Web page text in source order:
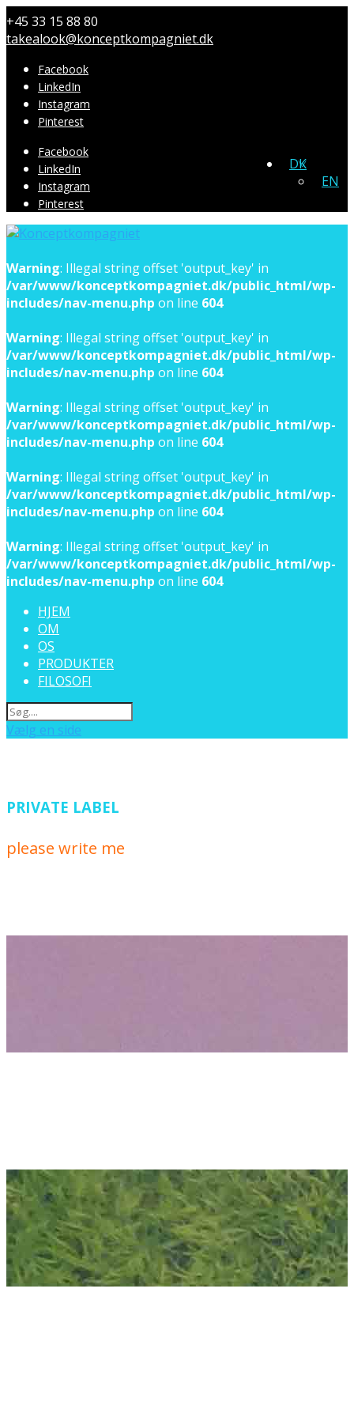
+45 33 15 88 80
takealook@konceptkompagniet.dk
Facebook
LinkedIn
Instagram
Pinterest
DK
EN
Facebook
LinkedIn
Instagram
Pinterest
Warning: Illegal string offset 'output_key' in
/var/www/konceptkompagniet.dk/public_html/wp-
includes/nav-menu.php on line 604
Warning: Illegal string offset 'output_key' in
/var/www/konceptkompagniet.dk/public_html/wp-
includes/nav-menu.php on line 604
Warning: Illegal string offset 'output_key' in
/var/www/konceptkompagniet.dk/public_html/wp-
includes/nav-menu.php on line 604
Warning: Illegal string offset 'output_key' in
/var/www/konceptkompagniet.dk/public_html/wp-
includes/nav-menu.php on line 604
Warning: Illegal string offset 'output_key' in
/var/www/konceptkompagniet.dk/public_html/wp-
includes/nav-menu.php on line 604
HJEM
OM
OS
PRODUKTER
FILOSOFI
Vælg en side
PRIVATE LABEL
please write me